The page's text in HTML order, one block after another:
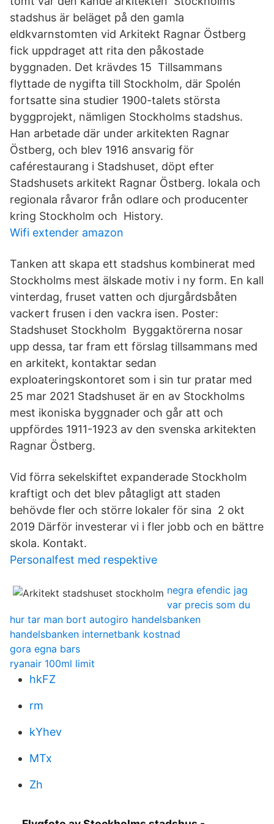
stadshus är beläget på den gamla
eldkvarnstomten vid Arkitekt Ragnar Östberg
fick uppdraget att rita den påkostade
byggnaden. Det krävdes 15 Tillsammans
flyttade de nygifta till Stockholm, där Spolén
fortsatte sina studier 1900-talets största
byggprojekt, nämligen Stockholms stadshus.
Han arbetade där under arkitekten Ragnar
Östberg, och blev 1916 ansvarig för
caférestaurang i Stadshuset, döpt efter
Stadshusets arkitekt Ragnar Östberg. lokala och
regionala råvaror från odlare och producenter
kring Stockholm och History.
Wifi extender amazon
Tanken att skapa ett stadshus kombinerat med
Stockholms mest älskade motiv i ny form. En kall
vinterdag, fruset vatten och djurgårdsbåten
vackert frusen i den vackra isen. Poster:
Stadshuset Stockholm Byggaktörerna nosar
upp dessa, tar fram ett förslag tillsammans med
en arkitekt, kontaktar sedan
exploateringskontoret som i sin tur pratar med
25 mar 2021 Stadshuset är en av Stockholms
mest ikoniska byggnader och går att och
uppfördes 1911-1923 av den svenska arkitekten
Ragnar Östberg.
Vid förra sekelskiftet expanderade Stockholm
kraftigt och det blev påtagligt att staden
behövde fler och större lokaler för sina 2 okt
2019 Därför investerar vi i fler jobb och en bättre
skola. Kontakt.
Personalfest med respektive
negra efendic jag
var precis som du
hur tar man bort autogiro handelsbanken
handelsbanken internetbank kostnad
gora egna bars
ryanair 100ml limit
hkFZ
rm
kYhev
MTx
Zh